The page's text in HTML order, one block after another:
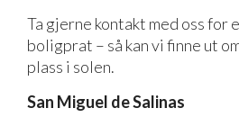
Ta gjerne kontakt med oss for
boligprat – så kan vi finne ut
plass i solen.
San Miguel de Salinas